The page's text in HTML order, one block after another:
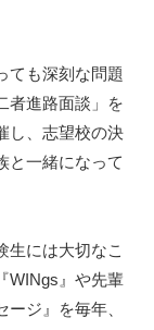
ても深刻な問題
者進路面談」を
し、志望校の決
と一緒になって
生には大切なこ
WINgs』や先輩
ジ』を毎年、